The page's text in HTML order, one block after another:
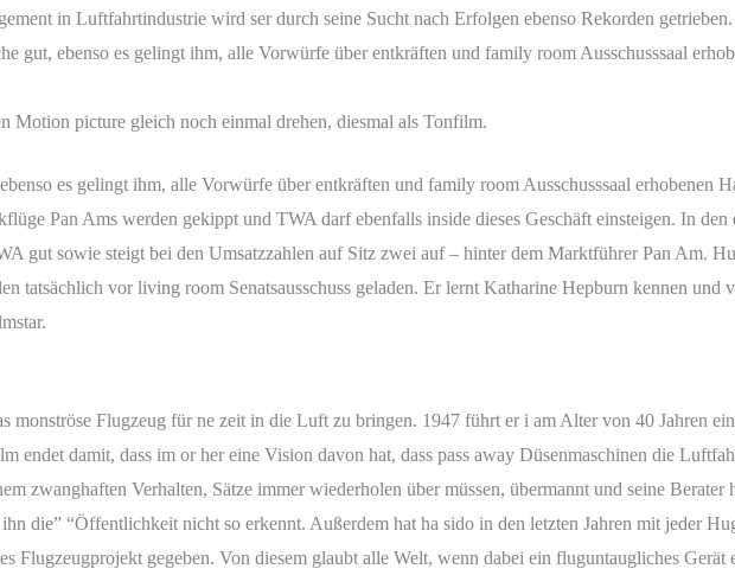
in Luftfahrtindustrie wird ser durch seine Sucht nach Erfolgen ebenso Rekorden getrieben.
gut, ebenso es gelingt ihm, alle Vorwürfe über entkräften und family room Ausschusssaal
Motion picture gleich noch einmal drehen, diesmal als Tonfilm.
es gelingt ihm, alle Vorwürfe über entkräften und family room Ausschusssaal erhobenen
Pan Ams werden gekippt und TWA darf ebenfalls inside dieses Geschäft einsteigen. In den
gut sowie steigt bei den Umsatzzahlen auf Sitz zwei auf – hinter dem Marktführer Pan Am.
tatsächlich vor living room Senatsausschuss geladen. Er lernt Katharine Hepburn kennen und
monströse Flugzeug für ne zeit in die Luft zu bringen. 1947 führt er i am Alter von 40 Jahren
endet damit, dass im or her eine Vision davon hat, dass pass away Düsenmaschinen die
zwanghaften Verhalten, Sätze immer wiederholen über müssen, übermannt und seine Berater
die” “Öffentlichkeit nicht so erkennt. Außerdem hat ha sido in den letzten Jahren mit jeder
Flugzeugprojekt gegeben. Von diesem glaubt alle Welt, wenn dabei ein fluguntaugliches